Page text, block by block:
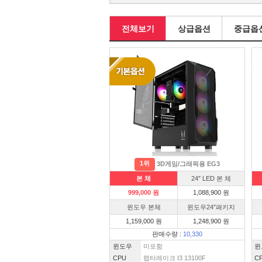
전체보기 상급옵션 중급옵
1위 3D게임/그래픽용 EG3
본 체
24″ LED 본 체
999,000 원
1,088,900 원
윈도우 본체
윈도우24″패키지
1,159,000 원
1,248,900 원
판매수량 : 10,330
윈도우
미포함
CPU
랩터레이크 I3 13100F